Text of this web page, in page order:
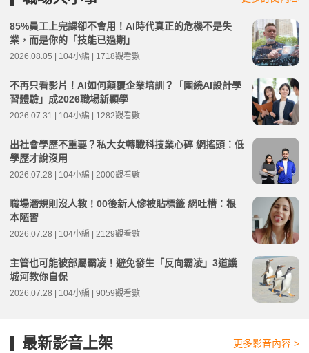
85%員工上完課卻不會用！AI時代真正的危機不是失
業，而是你的「技能已過期」
2026.08.05 | 104小編 | 1718觀看數
不再只看影片！AI如何顛覆企業培訓？「圍繞AI設計學
習體驗」成2026職場新顯學
2026.07.31 | 104小編 | 1282觀看數
出社會學歷不重要？私大女轉戰科技業心碎 網搖頭：低
學歷才說沒用
2026.07.28 | 104小編 | 2000觀看數
職場潛規則沒人教！00後新人慘被貼標籤 網吐槽：根
本陋習
2026.07.28 | 104小編 | 2129觀看數
主管也可能被部屬霸凌！避免發生「反向霸凌」3道護
城河教你自保
2026.07.28 | 104小編 | 9059觀看數
最新影音上架 更多影音內容 >